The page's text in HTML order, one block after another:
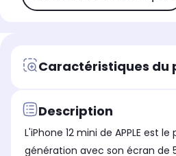
Caractéristiques du
Description
L'iPhone 12 mini de APPLE est
génération avec son écran de